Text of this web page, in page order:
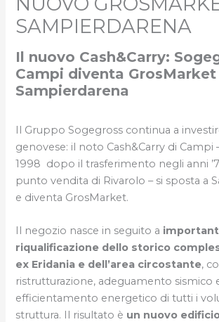
SAMPIERDARENA
Il nuovo Cash&Carry:
Campi diventa GrosMarket
Sampierdarena
Il Gruppo Sogegross continua a
genovese: il noto Cash&Carry di Campi
1998 dopo il trasferimento negli anni
punto vendita di Rivarolo – si sposta a
e diventa GrosMarket.
Il negozio nasce in seguito a
riqualificazione dello storico
ex Eridania e dell’area circostante,
ristrutturazione, adeguamento sismico
efficientamento energetico di tutti i
struttura. Il risultato è un nuovo